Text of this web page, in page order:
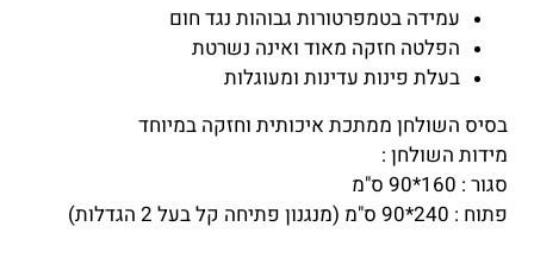
עמידה בטמפרטורות גבוהות נגד חום
הפלטה חזקה מאוד ואינה נשרטת
בעלת פינות עדינות ומעוגלות
בסיס השולחן ממתכת איכותית וחזקה במיוחד
מידות השולחן :
סגור : 160*90 ס"מ
פתוח : 240*90 ס"מ (מנגנון פתיחה קל בעל 2 הגדלות)